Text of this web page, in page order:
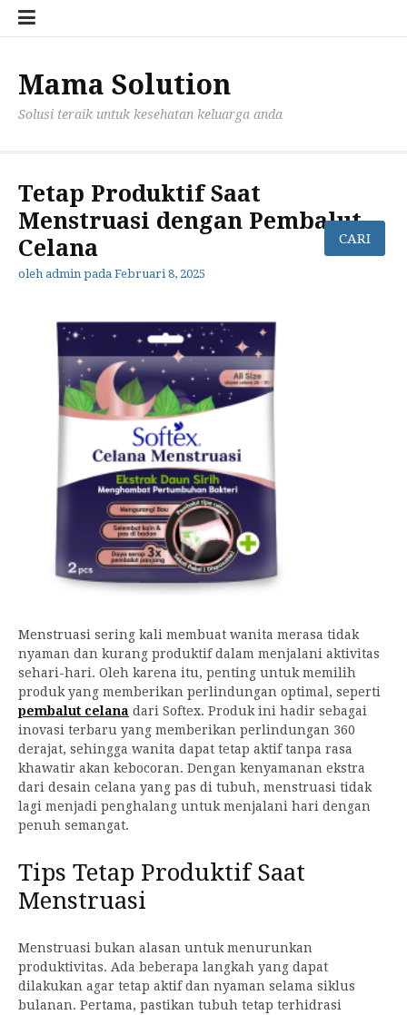
Lompat
Kami
Policy
Mama Solution
Solusi teraik untuk kesehatan keluarga anda
Tetap Produktif Saat
Menstruasi dengan Pembalut
Celana
oleh admin pada Februari 8, 2025
Menstruasi sering kali membuat wanita merasa tidak
nyaman dan kurang produktif dalam menjalani aktivitas
sehari-hari. Oleh karena itu, penting untuk memilih
produk yang memberikan perlindungan optimal, seperti
pembalut celana dari Softex. Produk ini hadir sebagai
inovasi terbaru yang memberikan perlindungan 360
derajat, sehingga wanita dapat tetap aktif tanpa rasa
khawatir akan kebocoran. Dengan kenyamanan ekstra
dari desain celana yang pas di tubuh, menstruasi tidak
lagi menjadi penghalang untuk menjalani hari dengan
penuh semangat.
Tips Tetap Produktif Saat
Menstruasi
Menstruasi bukan alasan untuk menurunkan
produktivitas. Ada beberapa langkah yang dapat
dilakukan agar tetap aktif dan nyaman selama siklus
bulanan. Pertama, pastikan tubuh tetap terhidrasi